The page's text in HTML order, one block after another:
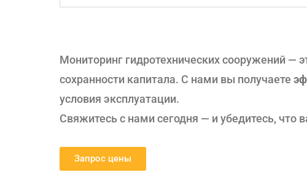
Мониторинг гидротехнических сооружений —
сохранности капитала. С нами вы получаете
условия эксплуатации.
Свяжитесь с нами сегодня — и убедитесь, что
Запрос цены